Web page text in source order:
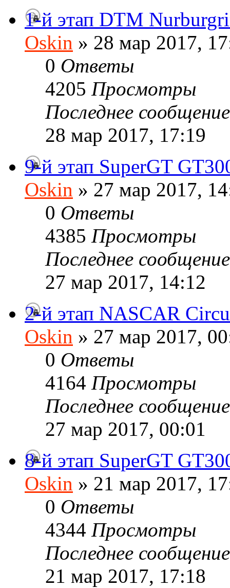
1-й этап DTM
Oskin » 28 мар 2017,
0 Ответы
4205 Просмотры
Последнее
28 мар 2017, 17:19
9-й этап SuperGT
Oskin » 27 мар 2017,
0 Ответы
4385 Просмотры
Последнее
27 мар 2017, 14:12
2-й этап NASCAR
Oskin » 27 мар 2017,
0 Ответы
4164 Просмотры
Последнее
27 мар 2017, 00:01
8-й этап SuperGT
Oskin » 21 мар 2017,
0 Ответы
4344 Просмотры
Последнее
21 мар 2017, 17:18